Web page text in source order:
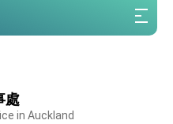
處
in Auckland
利桑納州設立「駐鳳凰城辦